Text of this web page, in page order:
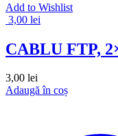
Add to Wishlist
3,00 lei
CABLU FTP,
3,00 lei
Adaugă în coș